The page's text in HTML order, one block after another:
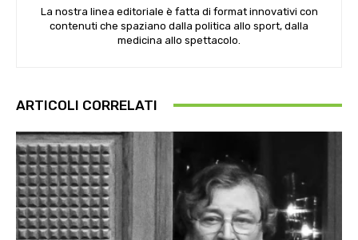
La nostra linea editoriale è fatta di format innovativi con
contenuti che spaziano dalla politica allo sport, dalla
medicina allo spettacolo.
ARTICOLI CORRELATI